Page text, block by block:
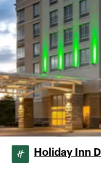
Holiday Inn